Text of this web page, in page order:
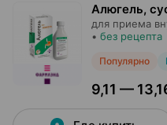
Алюгель,
для приема
• без рецепта
Популярно
9,11 —